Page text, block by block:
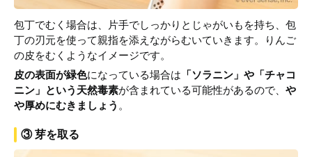
包丁でむく場合は、片手でしっかりとじゃがいもを持ち、包
丁の刃元を使って親指を添えながらむいていきます。りんご
の皮をむくようなイメージです。
皮の表面が緑色になっている場合は 「ソラニン」や「チャコ
ニン」という天然毒素が含まれている可能性があるので、 や
や厚めにむきましょう 。
③ 芽を取る